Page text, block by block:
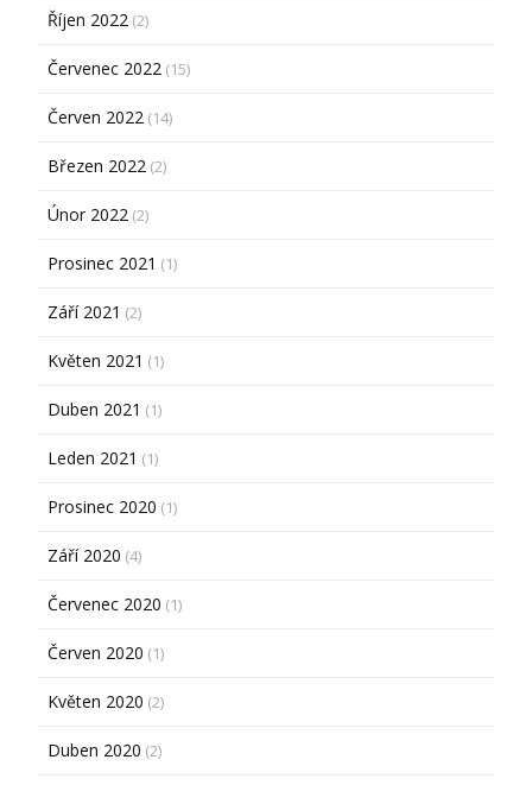
Říjen 2022 (2)
Červenec 2022 (15)
Červen 2022 (14)
Březen 2022 (2)
Únor 2022 (2)
Prosinec 2021 (1)
Září 2021 (2)
Květen 2021 (1)
Duben 2021 (1)
Leden 2021 (1)
Prosinec 2020 (1)
Září 2020 (4)
Červenec 2020 (1)
Červen 2020 (1)
Květen 2020 (2)
Duben 2020 (2)